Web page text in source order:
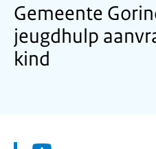
Gemeente
jeugdhulp
kind